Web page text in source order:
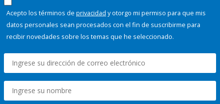
Acepto los términos de privacidad y otorgo mi permiso para que mis
datos personales sean procesados con el fin de suscribirme para
recibir novedades sobre los temas que he seleccionado.